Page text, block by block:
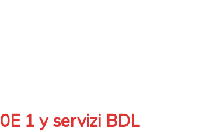
1 y servizi BDL